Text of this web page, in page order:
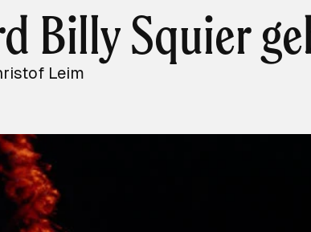
Billy Squier
Leim